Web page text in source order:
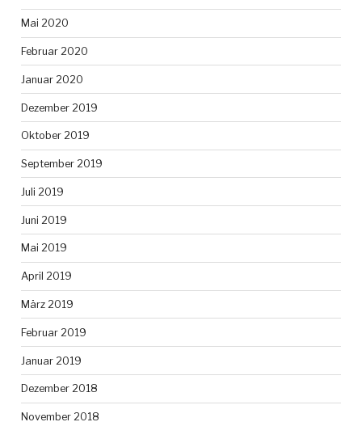
Mai 2020
Februar 2020
Januar 2020
Dezember 2019
Oktober 2019
September 2019
Juli 2019
Juni 2019
Mai 2019
April 2019
März 2019
Februar 2019
Januar 2019
Dezember 2018
November 2018